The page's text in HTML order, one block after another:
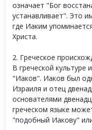
означает "Бог
устанавливает". Это
где Иаким
Христа.
2. Греческое
В греческой
"Иаков". Иаков был
Израиля и отец
основателями
греческом языке
"подобный Иакову"